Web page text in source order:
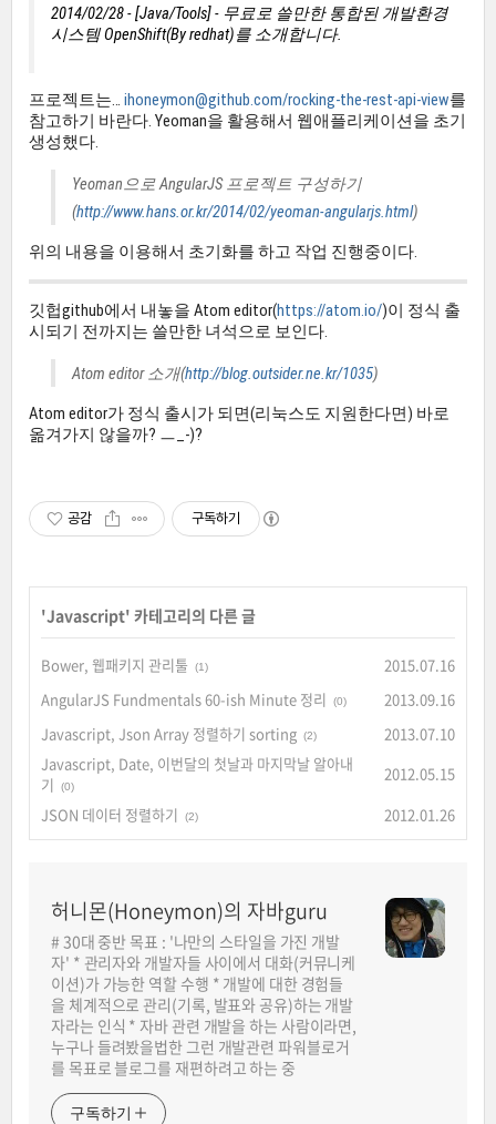
2014/02/28 - [Java/Tools] - 무료로 쓸만한 통합된 개발환경
시스템 OpenShift(By redhat)를 소개합니다.
프로젝트는… ihoneymon@github.com/rocking-the-rest-api-view를
참고하기 바란다. Yeoman을 활용해서 웹애플리케이션을 초기
생성했다.
Yeoman으로 AngularJS 프로젝트 구성하기
(http://www.hans.or.kr/2014/02/yeoman-angularjs.html)
위의 내용을 이용해서 초기화를 하고 작업 진행중이다.
깃헙github에서 내놓을 Atom editor(https://atom.io/)이 정식 출
시되기 전까지는 쓸만한 녀석으로 보인다.
Atom editor 소개(http://blog.outsider.ne.kr/1035)
Atom editor가 정식 출시가 되면(리눅스도 지원한다면) 바로
옮겨가지 않을까? ㅡ_-)?
공감 구독하기
'Javascript' 카테고리의 다른 글
Bower, 웹패키지 관리툴 (1)
2015.07.16
AngularJS Fundmentals 60-ish Minute 정리
(0)
2013.09.16
Javascript, Json Array 정렬하기 sorting (2)
2013.07.10
Javascript, Date, 이번달의 첫날과 마지막날 알아내
기
(0)
2012.05.15
JSON 데이터 정렬하기
(2) 2012.01.26
허니몬(Honeymon)의 자바guru
# 30대 중반 목표 : '나만의 스타일을 가진 개발
자' * 관리자와 개발자들 사이에서 대화(커뮤니케
이션)가 가능한 역할 수행 * 개발에 대한 경험들
을 체계적으로 관리(기록, 발표와 공유)하는 개발
자라는 인식 * 자바 관련 개발을 하는 사람이라면,
누구나 들려봤을법한 그런 개발관련 파워블로거
를 목표로 블로그를 재편하려고 하는 중
구독하기